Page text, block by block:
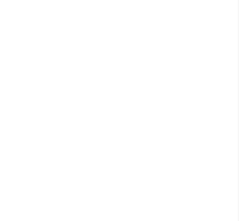
5 z 5 hviezdičiek.
5 z 5 hviezdičiek.